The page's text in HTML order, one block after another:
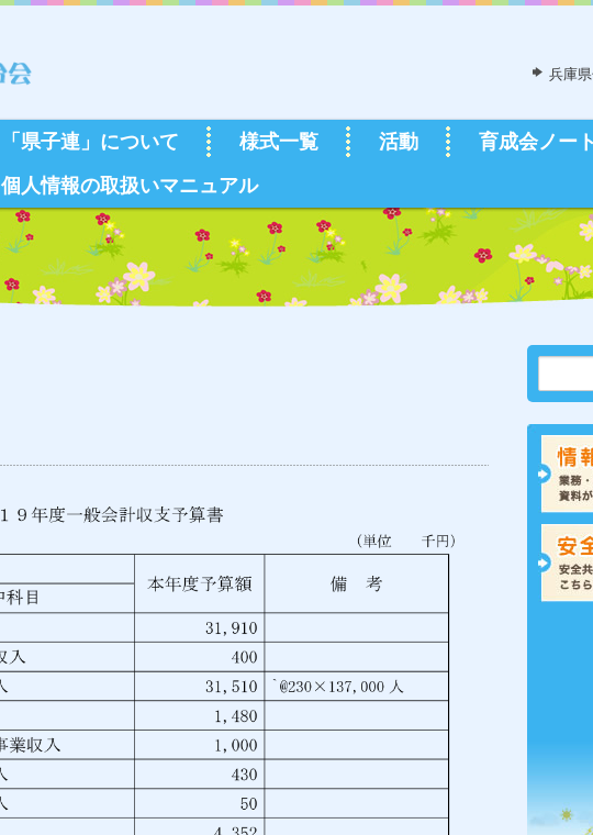
兵庫
「県子連」について 様式一覧 活動
育成会ノー
個人情報の取扱いマニュアル